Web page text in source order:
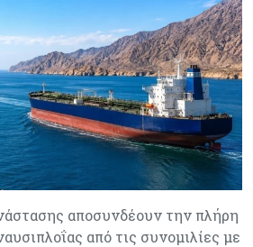
αποσυνδέουν την πλήρη
από τις συνομιλίες με